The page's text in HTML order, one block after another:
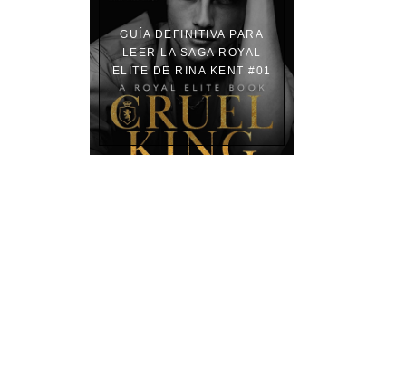
GUÍA DEFINITIVA PARA
LEER LA SAGA ROYAL
ELITE DE RINA KENT #01